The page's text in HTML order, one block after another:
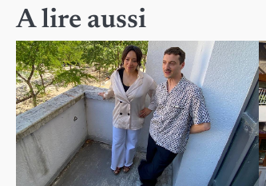
l’article
A lire aussi